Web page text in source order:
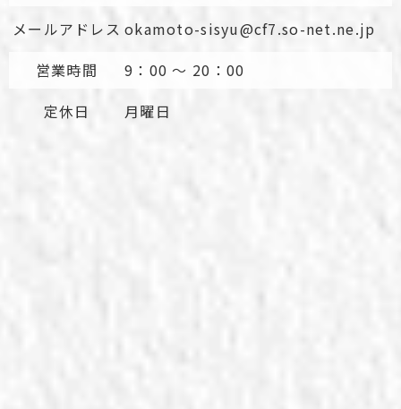
メールアドレス okamoto-sisyu@cf7.so-net.ne.jp
営業時間
9：00 ～ 20：00
定休日
月曜日